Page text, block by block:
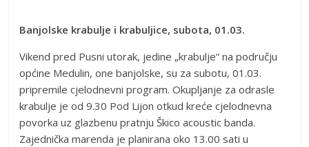
Banjolske krabulje i krabuljice, subota, 01.03.
Vikend pred Pusni utorak, jedine „krabulje“ na području
općine Medulin, one banjolske, su za subotu, 01.03.
pripremile cjelodnevni program. Okupljanje za odrasle
krabulje je od 9.30 Pod Lijon otkud kreće cjelodnevna
povorka uz glazbenu pratnju Škico acoustic banda.
Zajednička marenda je planirana oko 13.00 sati u